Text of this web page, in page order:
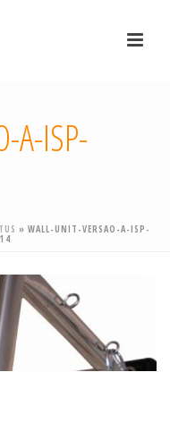
A-ISP-
» WALL-UNIT-VERSAO-A-ISP-